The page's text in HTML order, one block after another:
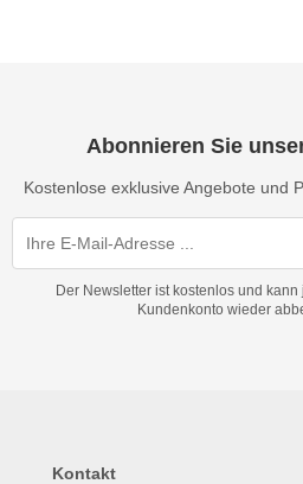
Abonnieren Sie
Kostenlose exklusive Angebote und
Der Newsletter ist kostenlos und
Kundenkonto wieder
Kontakt